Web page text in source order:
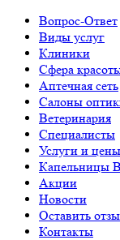
Вопрос-Ответ
Виды услуг
Клиники
Сфера
Аптечная сеть
Салоны
Ветеринария
Специалисты
Услуги и цены
Капельницы
Акции
Новости
Оставить
Контакты